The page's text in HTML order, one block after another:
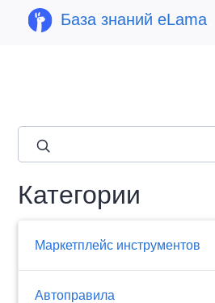
База знаний eLama
Категории
Маркетплейс инструментов
Автоправила